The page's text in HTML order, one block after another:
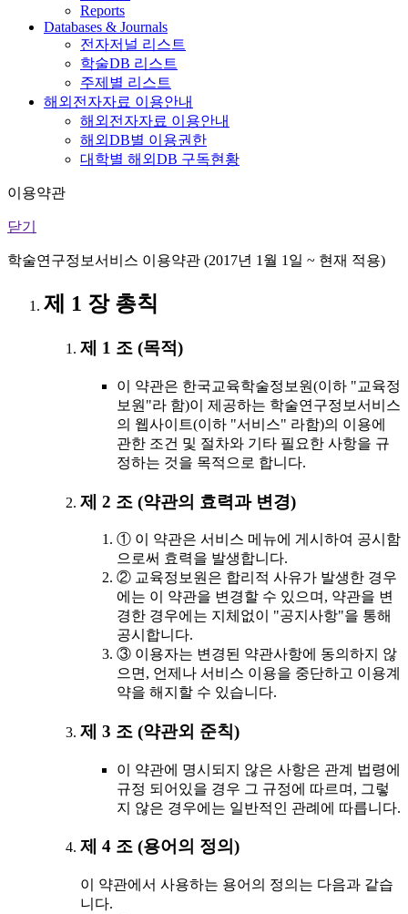
Reports
Databases & Journals
전자저널 리스트
학술DB 리스트
주제별 리스트
해외전자자료 이용안내
해외전자자료 이용안내
해외DB별 이용권한
대학별 해외DB 구독현황
이용약관
닫기
학술연구정보서비스 이용약관 (2017년 1월 1일 ~ 현재 적용)
제 1 장 총칙
제 1 조 (목적)
이 약관은 한국교육학술정보원(이하 "교육정
보원"라 함)이 제공하는 학술연구정보서비스
의 웹사이트(이하 "서비스" 라함)의 이용에
관한 조건 및 절차와 기타 필요한 사항을 규
정하는 것을 목적으로 합니다.
제 2 조 (약관의 효력과 변경)
① 이 약관은 서비스 메뉴에 게시하여 공시함
으로써 효력을 발생합니다.
② 교육정보원은 합리적 사유가 발생한 경우
에는 이 약관을 변경할 수 있으며, 약관을 변
경한 경우에는 지체없이 "공지사항"을 통해
공시합니다.
③ 이용자는 변경된 약관사항에 동의하지 않
으면, 언제나 서비스 이용을 중단하고 이용계
약을 해지할 수 있습니다.
제 3 조 (약관외 준칙)
이 약관에 명시되지 않은 사항은 관계 법령에
규정 되어있을 경우 그 규정에 따르며, 그렇
지 않은 경우에는 일반적인 관례에 따릅니다.
제 4 조 (용어의 정의)
이 약관에서 사용하는 용어의 정의는 다음과 같습
니다.